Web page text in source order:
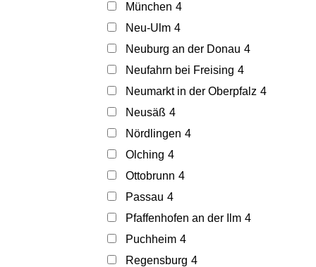
München 4
Neu-Ulm 4
Neuburg an der Donau 4
Neufahrn bei Freising 4
Neumarkt in der Oberpfalz 4
Neusäß 4
Nördlingen 4
Olching 4
Ottobrunn 4
Passau 4
Pfaffenhofen an der Ilm 4
Puchheim 4
Regensburg 4